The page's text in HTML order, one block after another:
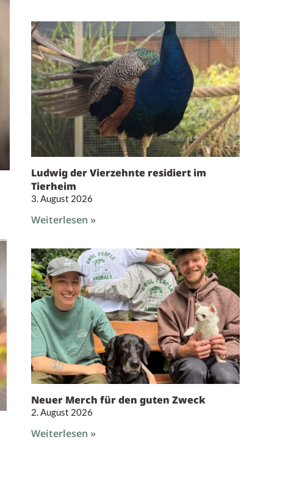
Ludwig der Vierzehnte residiert im
Tierheim
3. August 2026
Weiterlesen »
Neuer Merch für den guten Zweck
2. August 2026
Weiterlesen »